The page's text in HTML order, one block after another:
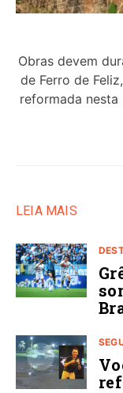
Obras devem
de Ferro de
reformada nesta
LEIA MAIS